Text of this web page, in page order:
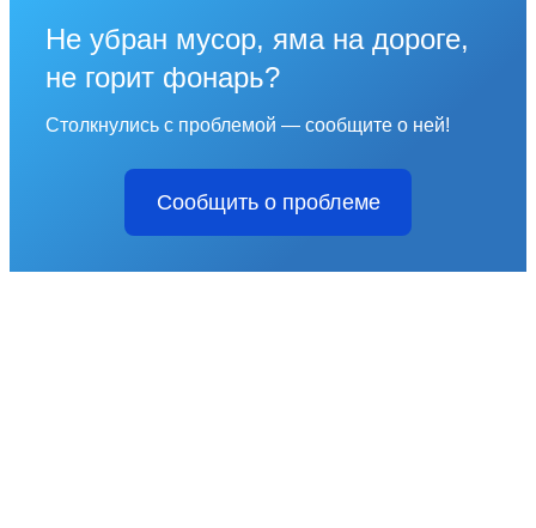
Не убран мусор, яма на дороге,
не горит фонарь?
Столкнулись с проблемой — сообщите о ней!
Сообщить о проблеме